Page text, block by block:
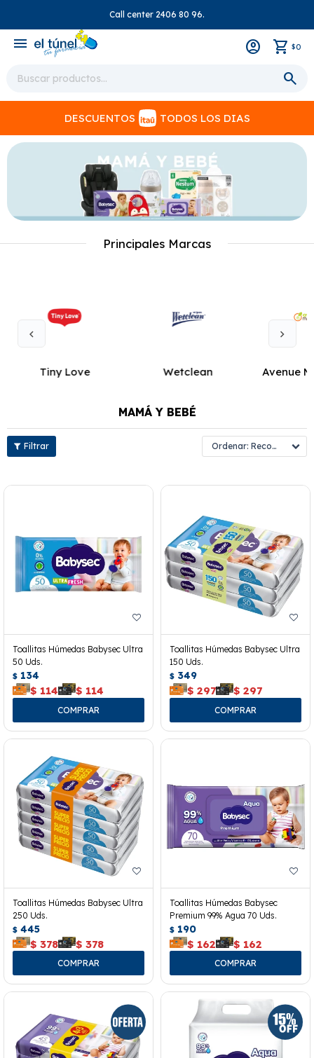
Call center 2406 80 96.
menu $0
DESCUENTOS TODOS LOS DIAS
Principales Marcas
Tiny Love Wetclean Avenue
MAMÁ Y BEBÉ
Recomendados
Toallitas Húmedas Babysec Ultra
50 Uds.
$ 134
$ 114 $ 114
Toallitas Húmedas Babysec Ultra
150 Uds.
$ 349
$ 297 $ 297
Toallitas Húmedas Babysec Ultra
250 Uds.
$ 445
$ 378 $ 378
Toallitas Húmedas Babysec
Premium 99% Agua 70 Uds.
$ 190
$ 162 $ 162
close